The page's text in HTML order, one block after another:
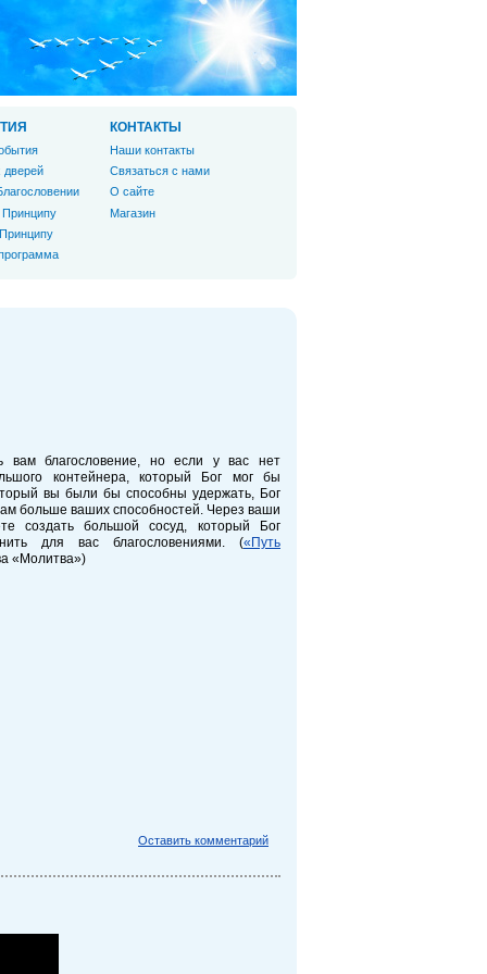
вам благословение, но если у вас нет
контейнера, который Бог мог бы
вы были бы способны удержать, Бог
больше ваших способностей. Через ваши
создать большой сосуд, который Бог
для вас благословениями. («Путь
«Молитва»)
Оставить комментарий
дверей
КОНТАКТЫ
Наши контакты
Связаться с нами
О сайте
Магазин